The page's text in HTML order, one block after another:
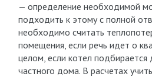
— определение необходимой
подходить к этому с полной
необходимо считать
помещения, если речь идет о
целом, если котел подбирается
частного дома. В расчетах